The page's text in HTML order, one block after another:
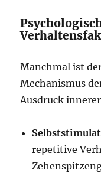
Manchmal ist
Mechanismus
Ausdruck
repetitive